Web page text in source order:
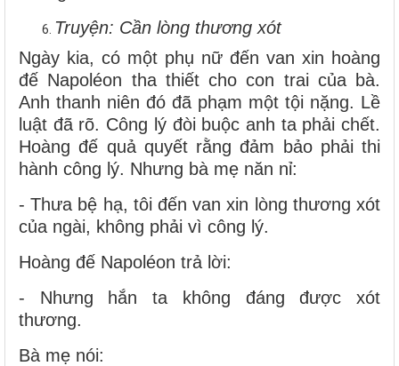
Truyện: Cần lòng thương xót
Ngày kia, có một phụ nữ đến van xin hoàng
đế Napoléon tha thiết cho con trai của bà.
Anh thanh niên đó đã phạm một tội nặng. Lề
luật đã rõ. Công lý đòi buộc anh ta phải chết.
Hoàng đế quả quyết rằng đảm bảo phải thi
hành công lý. Nhưng bà mẹ năn nỉ:
- Thưa bệ hạ, tôi đến van xin lòng thương xót
của ngài, không phải vì công lý.
Hoàng đế Napoléon trả lời:
- Nhưng hắn ta không đáng được xót
thương.
Bà mẹ nói: